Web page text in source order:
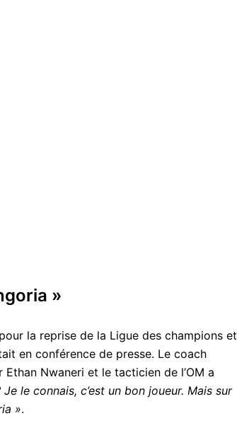
»
la reprise de la Ligue des champions et
en conférence de presse. Le coach
Nwaneri et le tacticien de l’OM a
Je le connais, c’est un bon joueur. Mais sur
».